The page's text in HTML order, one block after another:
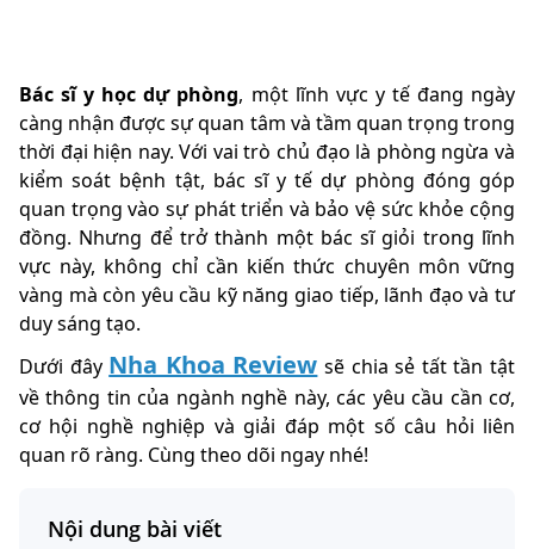
Bác sĩ y học dự phòng, một lĩnh vực y tế đang ngày
càng nhận được sự quan tâm và tầm quan trọng trong
thời đại hiện nay. Với vai trò chủ đạo là phòng ngừa và
kiểm soát bệnh tật, bác sĩ y tế dự phòng đóng góp
quan trọng vào sự phát triển và bảo vệ sức khỏe cộng
đồng. Nhưng để trở thành một bác sĩ giỏi trong lĩnh
vực này, không chỉ cần kiến thức chuyên môn vững
vàng mà còn yêu cầu kỹ năng giao tiếp, lãnh đạo và tư
duy sáng tạo.
Dưới đây Nha Khoa Review sẽ chia sẻ tất tần tật
về thông tin của ngành nghề này, các yêu cầu cần cơ,
cơ hội nghề nghiệp và giải đáp một số câu hỏi liên
quan rõ ràng. Cùng theo dõi ngay nhé!
Nội dung bài viết